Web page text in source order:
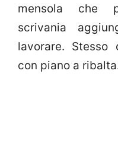
mensola che
scrivania
lavorare.
con piano a